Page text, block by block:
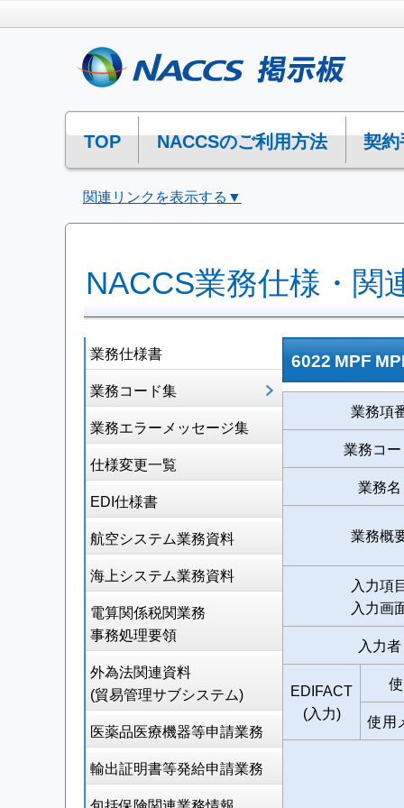
TOP NACCSのご利用方法 契
関連リンクを表示する▼
NACCS業務仕様・関
業務仕様書
業務コード集
業務エラーメッセージ集
仕様変更一覧
EDI仕様書
航空システム業務資料
海上システム業務資料
電算関係税関業務
事務処理要領
外為法関連資料
(貿易管理サブシステム)
医薬品医療機器等申請業務
輸出証明書等発給申請業務
6022 MPF
業務項
業務コ
業務名
業務概
入力項
入力画
入力者
EDIFACT
(入力)
使用